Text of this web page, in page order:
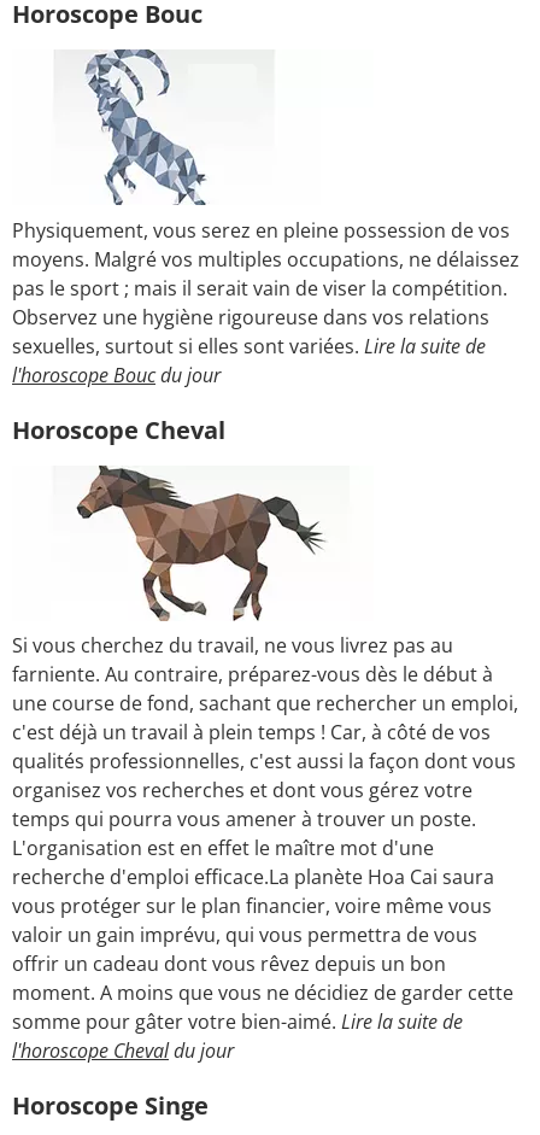
Horoscope Bouc
Physiquement, vous serez en pleine possession de vos
moyens. Malgré vos multiples occupations, ne délaissez
pas le sport ; mais il serait vain de viser la compétition.
Observez une hygiène rigoureuse dans vos relations
sexuelles, surtout si elles sont variées. Lire la suite de
l'horoscope Boucdu jour
Horoscope Cheval
Si vous cherchez du travail, ne vous livrez pas au
farniente. Au contraire, préparez-vous dès le début à
une course de fond, sachant que rechercher un emploi,
c'est déjà un travail à plein temps ! Car, à côté de vos
qualités professionnelles, c'est aussi la façon dont vous
organisez vos recherches et dont vous gérez votre
temps qui pourra vous amener à trouver un poste.
L'organisation est en effet le maître mot d'une
recherche d'emploi efficace.La planète Hoa Cai saura
vous protéger sur le plan financier, voire même vous
valoir un gain imprévu, qui vous permettra de vous
offrir un cadeau dont vous rêvez depuis un bon
moment. A moins que vous ne décidiez de garder cette
somme pour gâter votre bien-aimé. Lire la suite de
l'horoscope Chevaldu jour
Horoscope Singe